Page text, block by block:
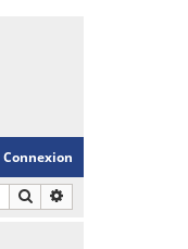
Connexion
Rechercher